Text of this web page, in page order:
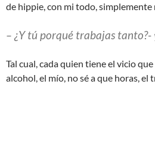
de hippie, con mi todo, simplemente
– ¿Y tú porqué trabajas tanto?-
Tal cual, cada quien tiene el vicio
alcohol, el mío, no sé a que horas, el